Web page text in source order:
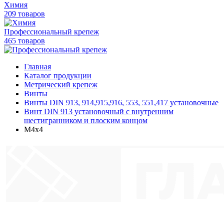
Химия
209 товаров
Профессиональный крепеж
465 товаров
Главная
Каталог продукции
Метрический крепеж
Винты
Винты DIN 913, 914,915,916, 553, 551,417 установочные
Винт DIN 913 установочный с внутренним
шестигранником и плоским концом
М4х4